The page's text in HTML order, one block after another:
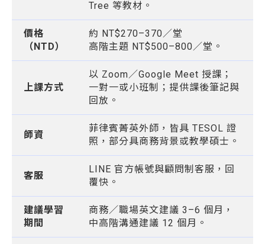
Tree 等教材。
價格
（NTD）
約 NT$270–370／堂
高階主題 NT$500–800／堂。
上課方式
以 Zoom／Google Meet 授課；
一對一或小班制；提供課後筆記與
回放。
師資
菲律賓菁英外師，皆具 TESOL 證
照，部分具商務背景或教學碩士。
客服
LINE 官方帳號與顧問制客服，回
覆快。
建議學習
期間
商務／職場英文建議 3–6 個月，
中高階溝通建議 12 個月。